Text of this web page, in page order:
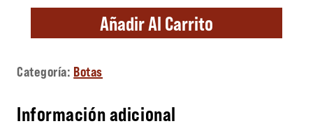
Añadir Al Carrito
Categoría: Botas
Información adicional